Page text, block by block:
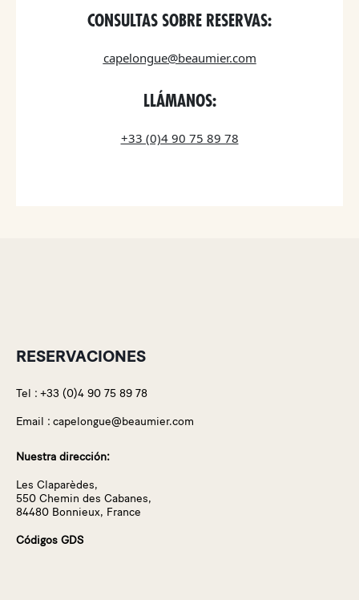
CONSULTAS SOBRE RESERVAS:
capelongue@beaumier.com
LLÁMANOS:
+33 (0)4 90 75 89 78
RESERVACIONES
Tel : +33 (0)4 90 75 89 78
Email : capelongue@beaumier.com
Nuestra dirección:
Les Claparèdes,
550 Chemin des Cabanes,
84480 Bonnieux, France
Códigos GDS